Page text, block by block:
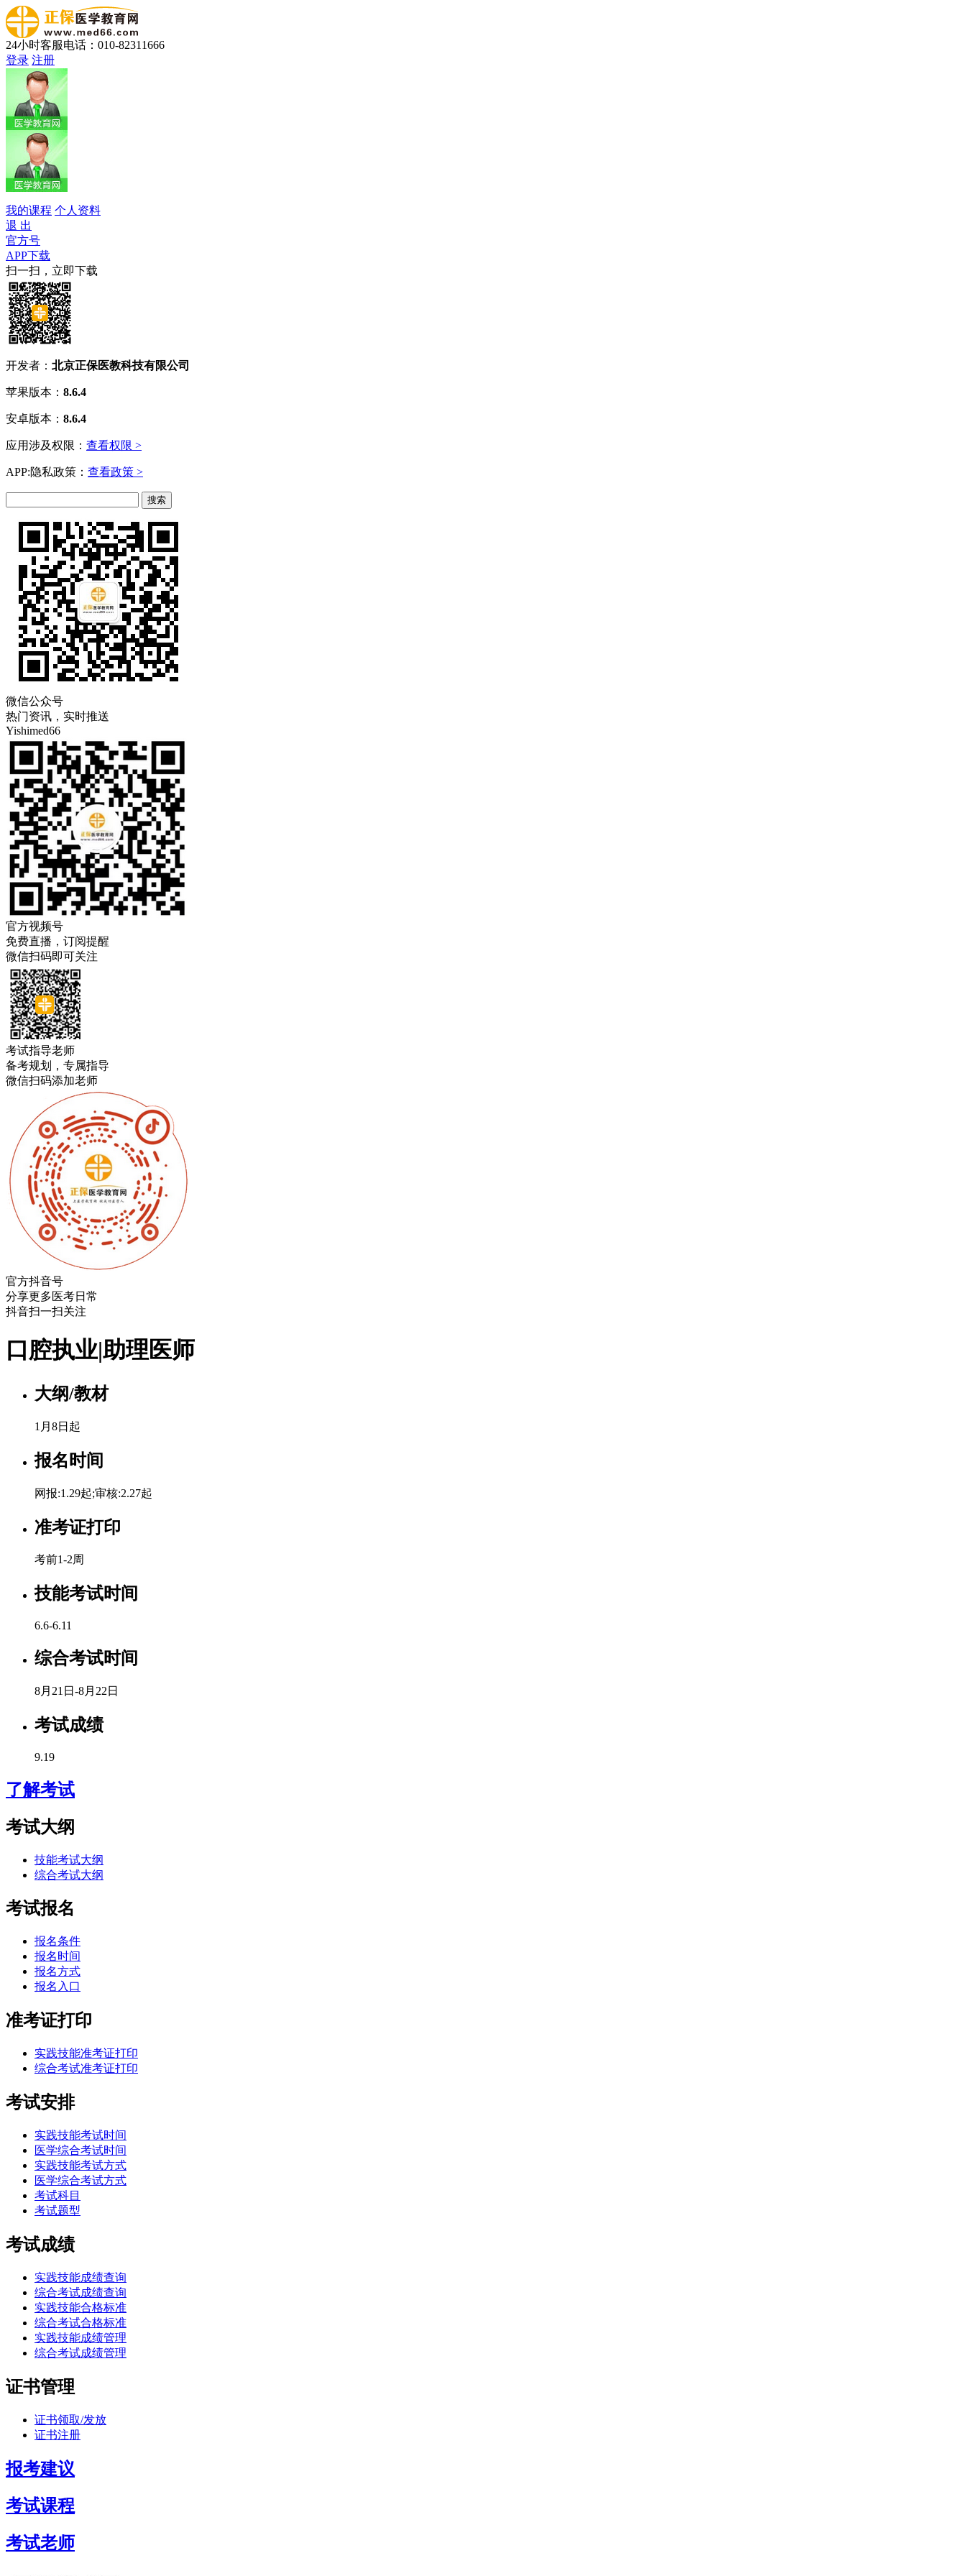
24小时客服电话：010-82311666
登录 注册
我的课程 个人资料
退 出
官方号
APP下载
扫一扫，立即下载
开发者： 北京正保医教科技有限公司
苹果版本： 8.6.4
安卓版本： 8.6.4
应用涉及权限： 查看权限 >
APP:隐私政策： 查看政策 >
微信公众号
热门资讯，实时推送
Yishimed66
官方视频号
免费直播，订阅提醒
微信扫码即可关注
考试指导老师
备考规划，专属指导
微信扫码添加老师
官方抖音号
分享更多医考日常
抖音扫一扫关注
口腔执业|助理医师
大纲/教材
1月8日起
报名时间
网报:1.29起;审核:2.27起
准考证打印
考前1-2周
技能考试时间
6.6-6.11
综合考试时间
8月21日-8月22日
考试成绩
9.19
了解考试
考试大纲
技能考试大纲
综合考试大纲
考试报名
报名条件
报名时间
报名方式
报名入口
准考证打印
实践技能准考证打印
综合考试准考证打印
考试安排
实践技能考试时间
医学综合考试时间
实践技能考试方式
医学综合考试方式
考试科目
考试题型
考试成绩
实践技能成绩查询
综合考试成绩查询
实践技能合格标准
综合考试合格标准
实践技能成绩管理
综合考试成绩管理
证书管理
证书领取/发放
证书注册
报考建议
考试课程
考试老师